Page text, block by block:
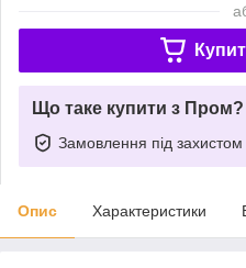
Що таке купити з Пром?
Замовлення під захистом
Опис Характеристики